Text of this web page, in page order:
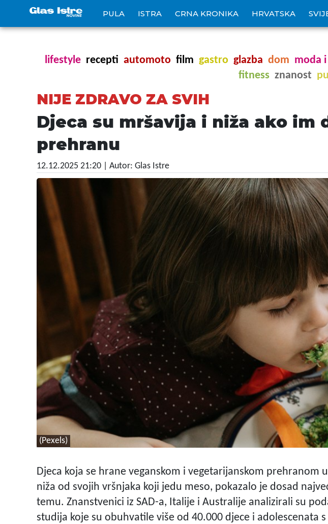
PULA ISTRA CRNA KRONIKA HRVATSKA
lifestyle recepti automoto film gastro glazba dom moda
fitness znanost
NIJE ZDRAVO ZA SVIH
Djeca su mršavija i niža ako
prehranu
12.12.2025 21:20 | Autor: Glas Istre
(Pexels)
Djeca koja se hrane veganskom i vegetarijanskom prehranom
niža od svojih vršnjaka koji jedu meso, pokazalo je dosad
temu. Znanstvenici iz SAD-a, Italije i Australije analizirali su
studija koje su obuhvatile više od 40.000 djece i adolescenata